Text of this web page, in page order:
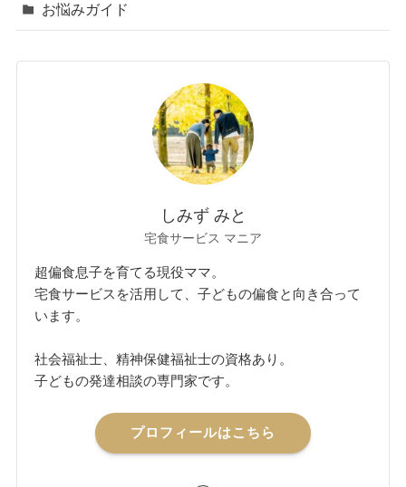
お悩みガイド
しみず みと
宅食サービス マニア
超偏食息子を育てる現役ママ。
宅食サービスを活用して、子どもの偏食と向き合って
います。
社会福祉士、精神保健福祉士の資格あり。
子どもの発達相談の専門家です。
プロフィールはこちら